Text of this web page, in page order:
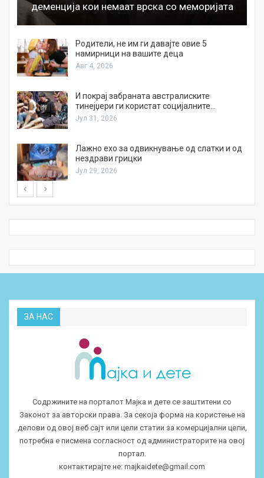
деменција кои немаат врска со меморијата
Родители, не им ги давајте овие 5
намирници на вашите деца
Авг 4, 2026
И покрај забраната австралиските
тинејџери ги користат социјалните…
Јул 31, 2026
Лажно ехо за одвикнување од слатки и од
нездрави грицки
Јул 29, 2026
ЗА НАС
Содржините на порталот Мајка и дете се заштитени со
Законот за авторски права. За секоја форма на користење на
делови од овој веб сајт или цели статии за комерцијални цели,
потребна е писмена согласност од администраторите на овој
портал.
контактирајте не: majkaidete@gmail.com